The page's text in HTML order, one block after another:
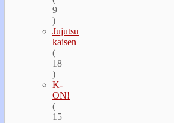
9
)
Jujutsu
kaisen
(
18
)
K-
ON!
(
15